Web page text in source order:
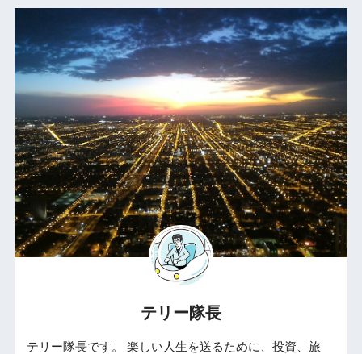
テリー隊長
テリー隊長です。 楽しい人生を送るために、投資、旅